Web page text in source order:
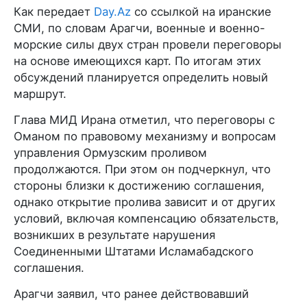
Как передает Day.Az со ссылкой на иранские
СМИ, по словам Арагчи, военные и военно-
морские силы двух стран провели переговоры
на основе имеющихся карт. По итогам этих
обсуждений планируется определить новый
маршрут.
Глава МИД Ирана отметил, что переговоры с
Оманом по правовому механизму и вопросам
управления Ормузским проливом
продолжаются. При этом он подчеркнул, что
стороны близки к достижению соглашения,
однако открытие пролива зависит и от других
условий, включая компенсацию обязательств,
возникших в результате нарушения
Соединенными Штатами Исламабадского
соглашения.
Арагчи заявил, что ранее действовавший